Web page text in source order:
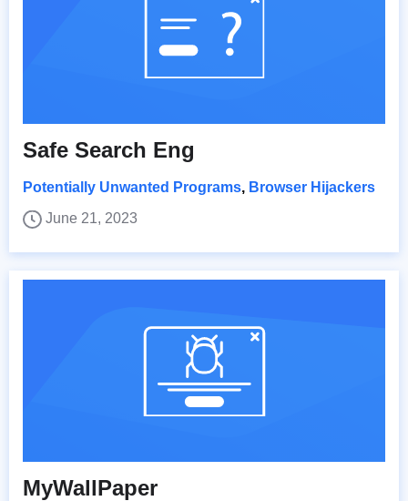
Safe Search Eng
Potentially Unwanted Programs, Browser Hijackers
June 21, 2023
MyWallPaper